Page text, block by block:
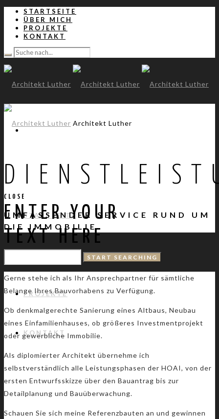
STARTSEITE
ÜBER MICH
PROJEKTE
KONTAKT
Architekt Luther
STARTSEITE
PROJEKTE
KONTAKT
UMFASSENDER SERVICE RUND UM
DIE IMMOBILIE
CLOSE
ENTER YOUR
TEXT HERE
Gerne stehe ich als Ihr Ansprechpartner für sämtliche
Belange Ihres Bauvorhabens zu Verfügung.
Ob denkmalgerechte Sanierung eines Altbaus, Neubau
eines Einfamilienhauses, ob größeres Investmentprojekt
oder gewerbliche Immobilie.
Als diplomierter Architekt übernehme ich
selbstverständlich alle Leistungsphasen der HOAI, von der
ersten Entwurfsskizze über den Bauantrag bis zur
Detailplanung und Bauüberwachung.
Schauen Sie sich meine Referenzbauten an und gewinnen